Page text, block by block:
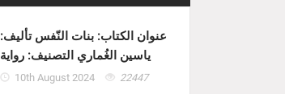
عنوان الكتاب: بنات النّفس تأليف:
ياسين الغُماري التصنيف: رواية
10th August 2024 22447